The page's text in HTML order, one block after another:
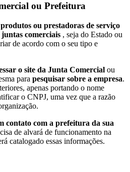
ou Prefeitura
ou prestadoras de serviço
comerciais , seja do Estado ou
de acordo com o seu tipo e
o site da Junta Comercial ou
para pesquisar sobre a empresa.
apenas portando o nome
o CNPJ, uma vez que a razão
contato com a prefeitura da sua
de alvará de funcionamento na
catalogado essas informações.